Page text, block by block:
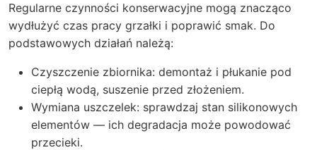
Regularne czynności konserwacyjne mogą znacząco
wydłużyć czas pracy grzałki i poprawić smak. Do
podstawowych działań należą:
Czyszczenie zbiornika: demontaż i płukanie pod
ciepłą wodą, suszenie przed złożeniem.
Wymiana uszczelek: sprawdzaj stan silikonowych
elementów — ich degradacja może powodować
przecieki.